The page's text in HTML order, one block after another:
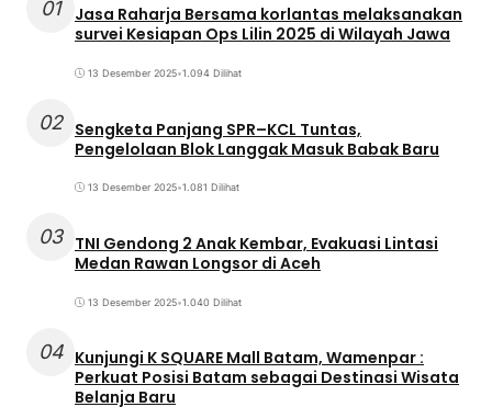
01
Jasa Raharja Bersama korlantas melaksanakan
survei Kesiapan Ops Lilin 2025 di Wilayah Jawa
13 Desember 2025•1.094 Dilihat
02 Sengketa Panjang SPR–KCL Tuntas,
Pengelolaan Blok Langgak Masuk Babak Baru
13 Desember 2025•1.081 Dilihat
03 TNI Gendong 2 Anak Kembar, Evakuasi Lintasi
Medan Rawan Longsor di Aceh
13 Desember 2025•1.040 Dilihat
04 Kunjungi K SQUARE Mall Batam, Wamenpar :
Perkuat Posisi Batam sebagai Destinasi Wisata
Belanja Baru